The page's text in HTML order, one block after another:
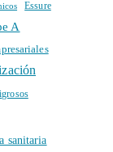
Essure
A
sanitaria